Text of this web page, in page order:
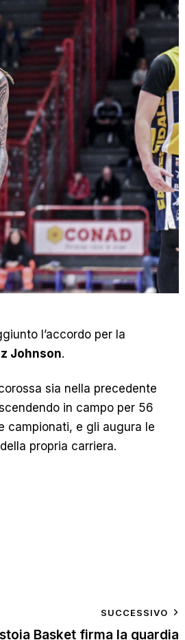
l’accordo per la
Johnson.
sia nella precedente
in campo per 56
campionati, e gli augura le
propria carriera.
SUCCESSIVO
Basket firma la guardia